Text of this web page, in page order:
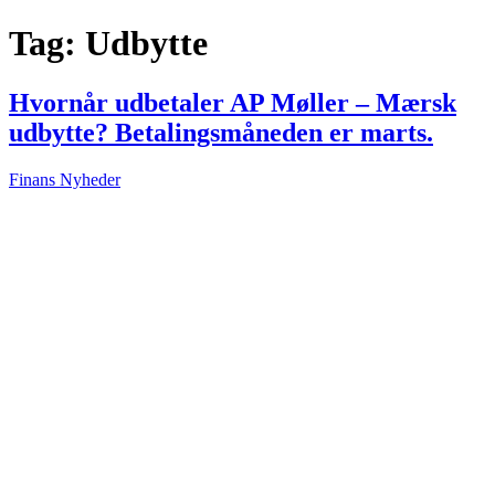
Tag: Udbytte
Hvornår udbetaler AP Møller – Mærsk
udbytte? Betalingsmåneden er marts.
Finans Nyheder